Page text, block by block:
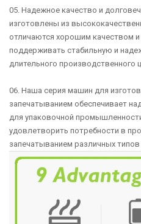
05. Надежное качество и
изготовлены из
отличаются хорошим качеством
поддерживать стабильную и
длительного производственного
06. Наша серия машин для
запечатыванием обеспечивает
для упаковочной
удовлетворить потребности в
запечатыванием различных